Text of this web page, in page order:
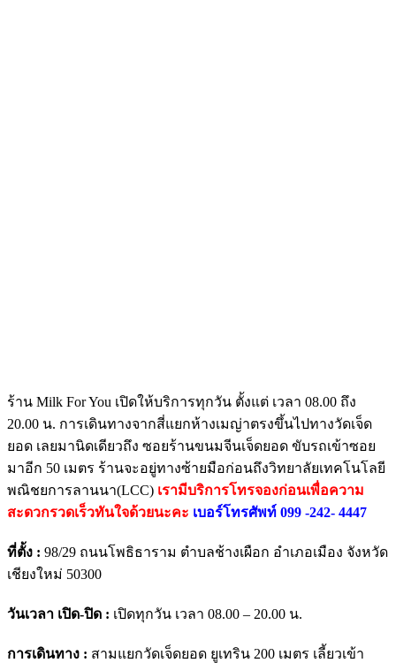
ร้าน Milk For You เปิดให้บริการทุกวัน ตั้งแต่ เวลา 08.00 ถึง
20.00 น. การเดินทางจากสี่แยกห้างเมญ่าตรงขึ้นไปทางวัดเจ็ด
ยอด เลยมานิดเดียวถึง ซอยร้านขนมจีนเจ็ดยอด ขับรถเข้าซอย
มาอีก 50 เมตร ร้านจะอยู่ทางซ้ายมือก่อนถึงวิทยาลัยเทคโนโลยี
พณิชยการลานนา(LCC) เรามีบริการโทรจองก่อนเพื่อความ
สะดวกรวดเร็วทันใจด้วยนะคะ เบอร์โทรศัพท์ 099 -242- 4447
ที่ตั้ง : 98/29 ถนนโพธิธาราม ตำบลช้างเผือก อำเภอเมือง จังหวัด
เชียงใหม่ 50300
วันเวลา เปิด-ปิด : เปิดทุกวัน เวลา 08.00 – 20.00 น.
การเดินทาง : สามแยกวัดเจ็ดยอด ยูเทริน 200 เมตร เลี้ยวเข้า